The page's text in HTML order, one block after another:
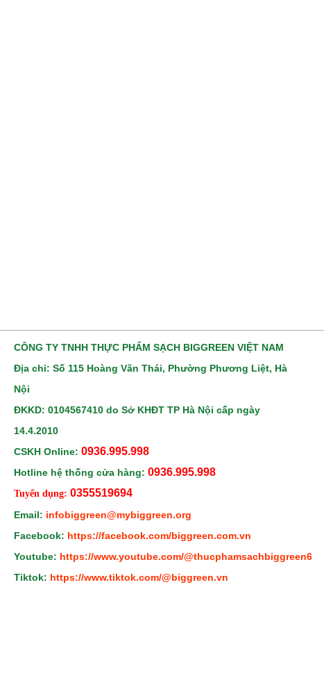
CÔNG TY TNHH THỰC PHẨM SẠCH BIGGREEN VIỆT NAM
Địa chỉ: Số 115 Hoàng Văn Thái, Phường Phương Liệt, Hà
Nội
ĐKKD: 0104567410 do Sở KHĐT TP Hà Nội cấp ngày
14.4.2010
CSKH Online: 0936.995.998
Hotline hệ thống cửa hàng: 0936.995.998
Tuyển dụng: 0355519694
Email: infobiggreen@mybiggreen.org
Facebook: https://facebook.com/biggreen.com.vn
Youtube: https://www.youtube.com/@thucphamsachbiggreen6950
Tiktok: https://www.tiktok.com/@biggreen.vn